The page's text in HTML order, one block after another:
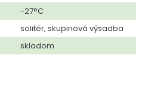
-27°C
solitér, skupinová výsadba
skladom